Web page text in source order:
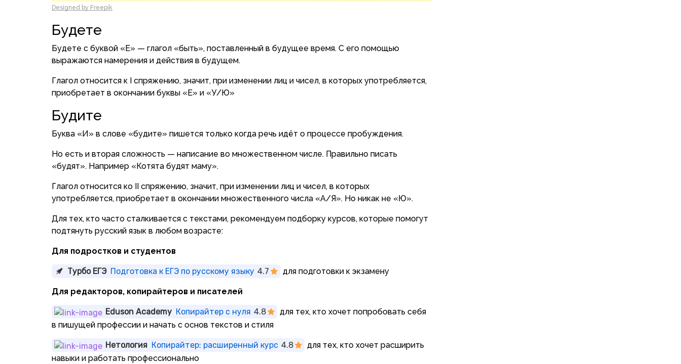
Designed by Freepik
Будете
Будете с буквой «Е» — глагол «быть», поставленный в будущее время. С его помощью
выражаются намерения и действия в будущем.
Глагол относится к I спряжению, значит, при изменении лиц и чисел, в которых употребляется,
приобретает в окончании буквы «Е» и «У/Ю»
Будите
Буква «И» в слове «будите» пишется только когда речь идёт о процессе пробуждения.
Но есть и вторая сложность — написание во множественном числе. Правильно писать
«будят». Например «Котята будят маму».
Глагол относится ко II спряжению, значит, при изменении лиц и чисел, в которых
употребляется, приобретает в окончании множественного числа «А/Я». Но никак не «Ю».
Для тех, кто часто сталкивается с текстами, рекомендуем подборку курсов, которые помогут
подтянуть русский язык в любом возрасте:
Для подростков и студентов
Турбо ЕГЭ Подготовка к ЕГЭ по русскому языку 4.7 для подготовки к экзамену
Для редакторов, копирайтеров и писателей
Eduson Academy Копирайтер с нуля 4.8
для тех, кто хочет попробовать себя
в пишущей профессии и начать с основ текстов и стиля
Нетология Копирайтер: расширенный курс 4.8
для тех, кто хочет расширить
навыки и работать профессионально